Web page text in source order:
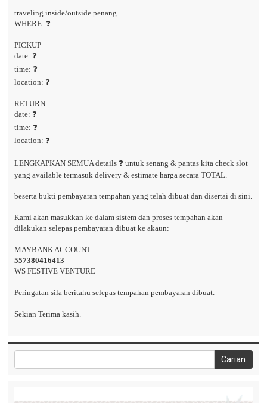
traveling inside/outside penang
WHERE: ❓
PICKUP
date: ❓
time: ❓
location: ❓
RETURN
date: ❓
time: ❓
location: ❓
LENGKAPKAN SEMUA details ❓ untuk senang & pantas kita check slot
yang available termasuk delivery & estimate harga secara TOTAL.
beserta bukti pembayaran tempahan yang telah dibuat dan disertai di sini.
Kami akan masukkan ke dalam sistem dan proses tempahan akan
dilakukan selepas pembayaran dibuat ke akaun:
MAYBANK ACCOUNT:
557380416413
WS FESTIVE VENTURE
Peringatan sila beritahu selepas tempahan pembayaran dibuat.
Sekian Terima kasih.